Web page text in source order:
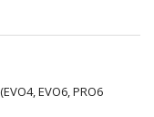
EVO6, PRO6